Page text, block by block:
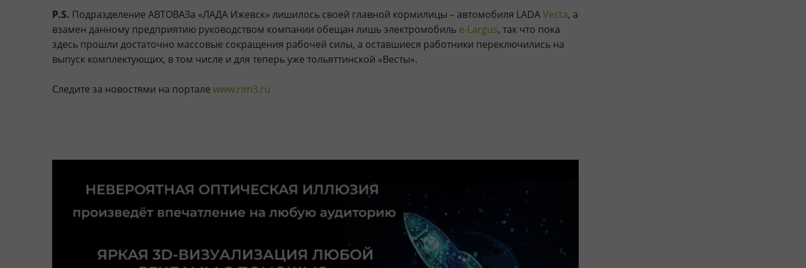
P.S. Подразделение АВТОВАЗа «ЛАДА Ижевск» лишилось своей главной кормилицы – автомобиля LADAVesta, а
взамен данному предприятию руководством компании обещан лишь электромобиль e-Largus, так что пока
здесь прошли достаточно массовые сокращения рабочей силы, а оставшиеся работники переключились на
выпуск комплектующих, в том числе и для теперь уже тольяттинской «Весты».
Следите за новостями на портале www.rim3.ru